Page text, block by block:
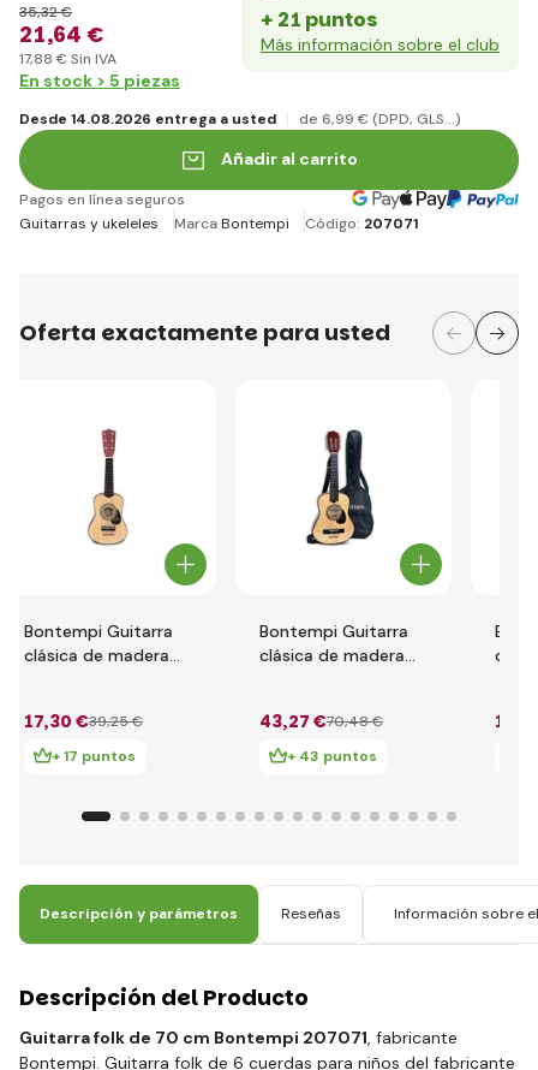
21,64 €
35,32 €
17,88 € Sin IVA
+ 21 puntos
Más información sobre el club
En stock > 5 piezas
Desde 14.08.2026 entrega a usted de 6,99 € (DPD, GLS...)
Añadir al carrito
Pagos en línea seguros
Guitarras y ukeleles
MarcaBontempi Código: 207071
Oferta exactamente para usted
Bontempi Guitarra
clásica de madera
17,30 €39,25 €
+ 17 puntos
Bontempi Guitarra
clásica de madera
43,27 €70,48 €
+ 43 puntos
18
Descripción y parámetros Reseñas Información sobre
Descripción del Producto
Guitarra folk de 70 cm Bontempi 207071, fabricante
Bontempi. Guitarra folk de 6 cuerdas para niños del fabricante